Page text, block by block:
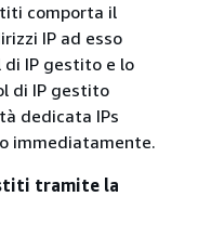
comporta il
IP ad esso
di IP gestito e lo
di IP gestito
dedicata IPs
immediatamente.
tramite la